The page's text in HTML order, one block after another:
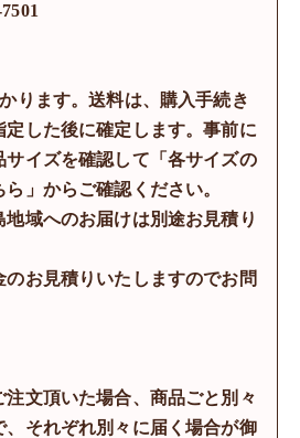
ります。送料は、購入手続き
定した後に確定します。事前に
サイズを確認して「各サイズの
」からご確認ください。
域へのお届けは別途お見積り
のお見積りいたしますのでお問
文頂いた場合、商品ごと別々
、それぞれ別々に届く場合が御